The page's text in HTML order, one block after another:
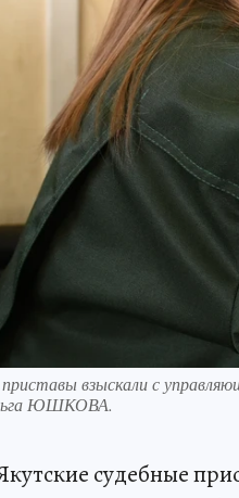
взыскали с
ЮШКОВА.
судебные